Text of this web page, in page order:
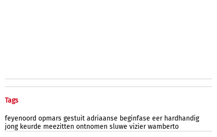
Tags
feyenoord opmars gestuit adriaanse beginfase eer hardhandig
jong keurde meezitten ontnomen sluwe vizier wamberto